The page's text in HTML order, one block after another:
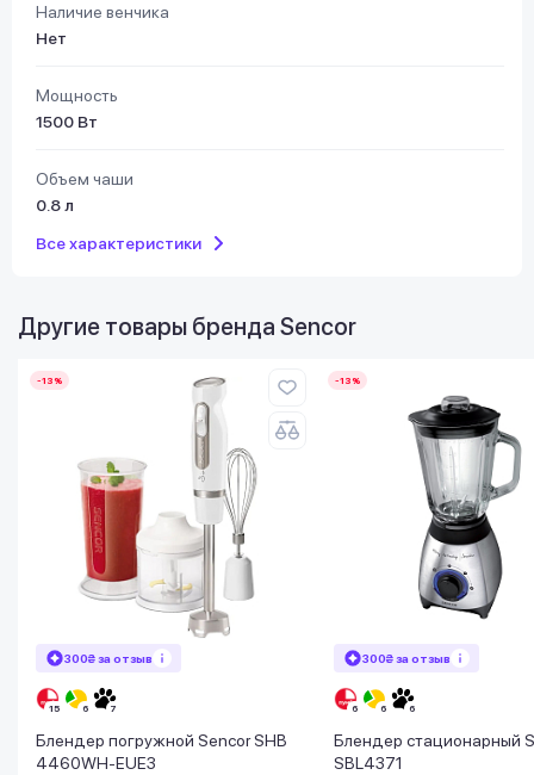
Наличие венчика
Нет
Мощность
1500 Вт
Объем чаши
0.8 л
Все характеристики
Другие товары бренда Sencor
-13%
300₴ за отзыв
Блендер погружной Sencor SHB
4460WH-EUE3
-13%
300₴ за отзыв
Блендер стационарный
SBL4371